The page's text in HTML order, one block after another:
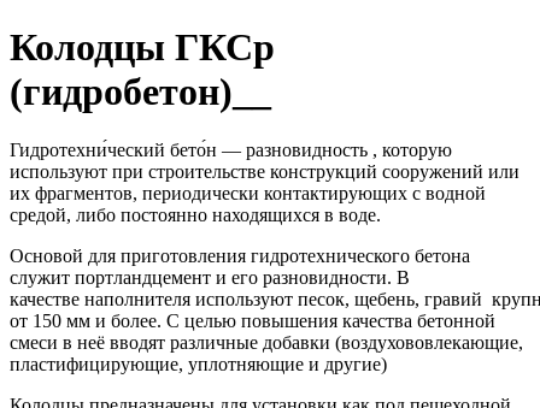
Колодцы ГКСр
(гидробетон)__
Гидротехни́ческий бето́н — разновидность , которую
используют при строительстве конструкций сооружений или
их фрагментов, периодически контактирующих с водной
средой, либо постоянно находящихся в воде.
Основой для приготовления гидротехнического бетона
служит портландцемент и его разновидности. В
качестве наполнителя используют песок, щебень, гравий
от 150 мм и более. С целью повышения качества бетонной
смеси в неё вводят различные добавки (воздухововлекающие,
пластифицирующие, уплотняющие и другие)